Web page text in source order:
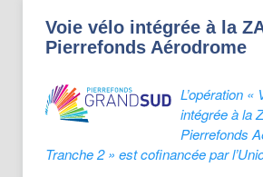
Voie vélo intégrée à la
Pierrefonds Aérodrome
L’opération «
intégrée à la
Pierrefonds
Tranche 2 » est cofinancée par